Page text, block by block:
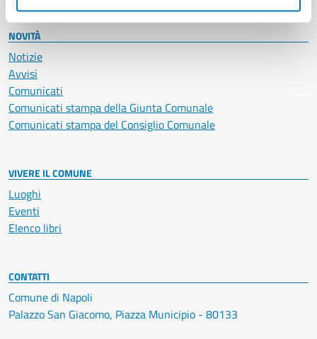
NOVITÀ
Notizie
Avvisi
Comunicati
Comunicati stampa della Giunta Comunale
Comunicati stampa del Consiglio Comunale
VIVERE IL COMUNE
Luoghi
Eventi
Elenco libri
CONTATTI
Comune di Napoli
Palazzo San Giacomo, Piazza Municipio - 80133